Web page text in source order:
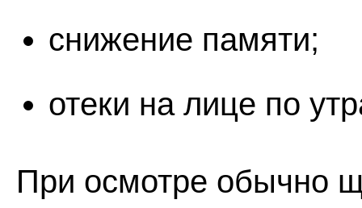
снижение памяти;
отеки на лице по
При осмотре обычно